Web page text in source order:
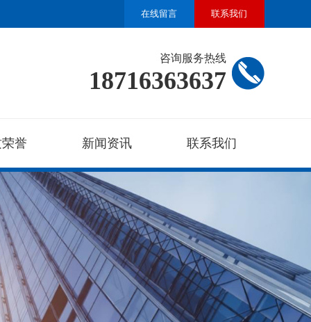
在线留言 联系我们
咨询服务热线
18716363637
誉 新闻资讯 联系我们